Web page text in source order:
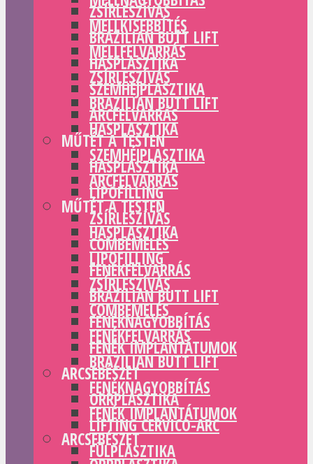
ZSÍRLESZÍVÁS
BRAZILIAN BUTT LIFT
HASPLASZTIKA
SZEMHÉJPLASZTIKA
ARCFELVARRÁS
MŰTÉT A TESTEN
HASPLASZTIKA
LIPOFILLING
ZSÍRLESZÍVÁS
COMBEMELÉS
FENÉKFELVARRÁS
BRAZILIAN BUTT LIFT
FENÉKNAGYOBBÍTÁS
FENÉK IMPLANTÁTUMOK
ARCSEBÉSZET
ORRPLASZTIKA
LIFTING CERVICO-ARC
FÜLPLASZTIKA
MELLKISEBBÍTÉS
MELLFELVARRÁS
ZSÍRLESZÍVÁS
BRAZILIAN BUTT LIFT
HASPLASZTIKA
SZEMHÉJPLASZTIKA
ARCFELVARRÁS
MŰTÉT A TESTEN
HASPLASZTIKA
LIPOFILLING
ZSÍRLESZÍVÁS
COMBEMELÉS
FENÉKFELVARRÁS
BRAZILIAN BUTT LIFT
FENÉKNAGYOBBÍTÁS
FENÉK IMPLANTÁTUMOK
ARCSEBÉSZET